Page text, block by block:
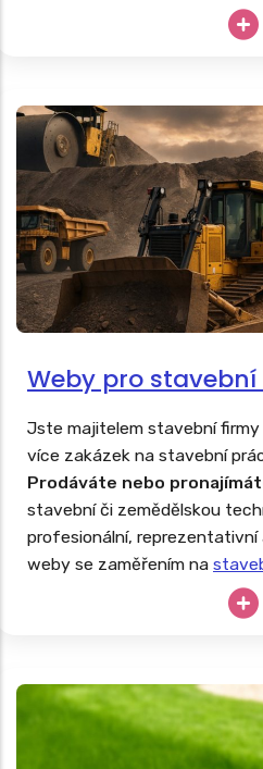
nabídkou masáží,
podpůrné léčby. Stejně tak,
Weby pro
Jste majitelem stavební
více zakázek na stavební
Prodáváte nebo
stavební či zemědělskou
profesionální, reprezentativní
weby se zaměřením na
. Drahé stroje
podnikání neopřít o